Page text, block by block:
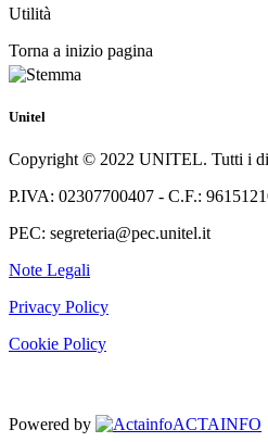
Utilità
Torna a inizio pagina
Unitel
Copyright © 2022 UNITEL. Tutti i
P.IVA: 02307700407 - C.F.:
PEC: segreteria@pec.unitel.it
Note Legali
Privacy Policy
Cookie Policy
Powered by ACTAINFO